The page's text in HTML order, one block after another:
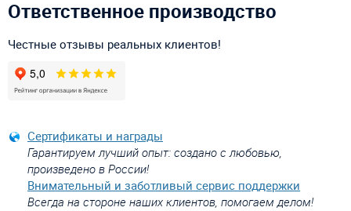
Ответственное производство
Честные отзывы реальных клиентов!
Сертификаты и награды
Гарантируем лучший опыт: создано с любовью,
произведено в России!
Внимательный и заботливый сервис поддержки
Всегда на стороне наших клиентов, помогаем делом!